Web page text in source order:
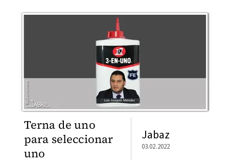
Terna de uno
para seleccionar
uno
Jabaz
03.02.2022